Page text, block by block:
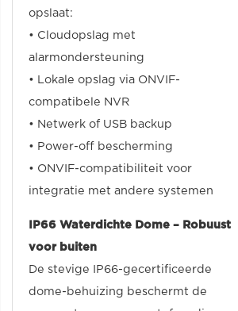
opslaat:
• Cloudopslag met
alarmondersteuning
• Lokale opslag via ONVIF-
compatibele NVR
• Netwerk of USB backup
• Power-off bescherming
• ONVIF-compatibiliteit voor
integratie met andere systemen
IP66 Waterdichte Dome – Robuust
voor buiten
De stevige IP66-gecertificeerde
dome-behuizing beschermt de